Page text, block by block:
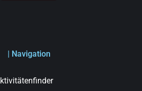
| Navigation